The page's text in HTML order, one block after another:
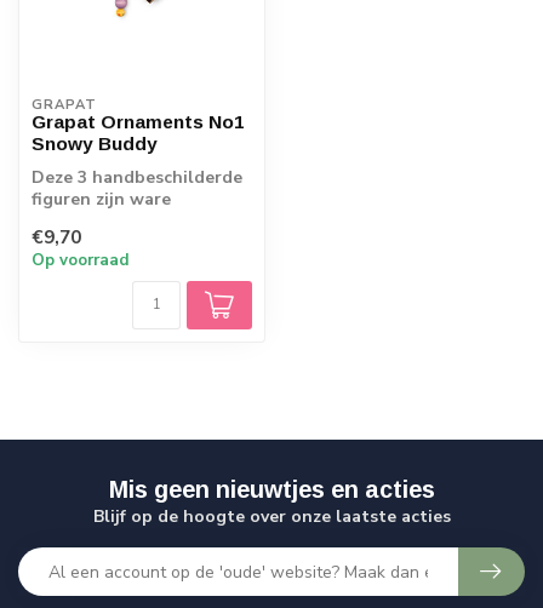
GRAPAT
Grapat Ornaments No1
Snowy Buddy
Deze 3 handbeschilderde
figuren zijn ware
elke plek om i...
€9,70
Op voorraad
Mis geen nieuwtjes en acties
Blijf op de hoogte over onze laatste acties